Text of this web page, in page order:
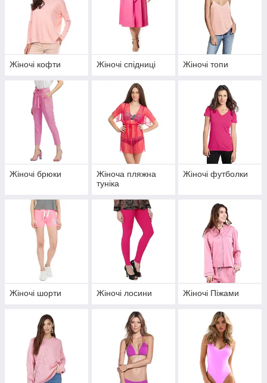
Жіночі кофти Жіночі спідниці Жіночі топи
Жіночі брюки
Жіноча пляжна
туніка
Жіночі футболки
Жіночі шорти Жіночі лосини Жіночі Піжами